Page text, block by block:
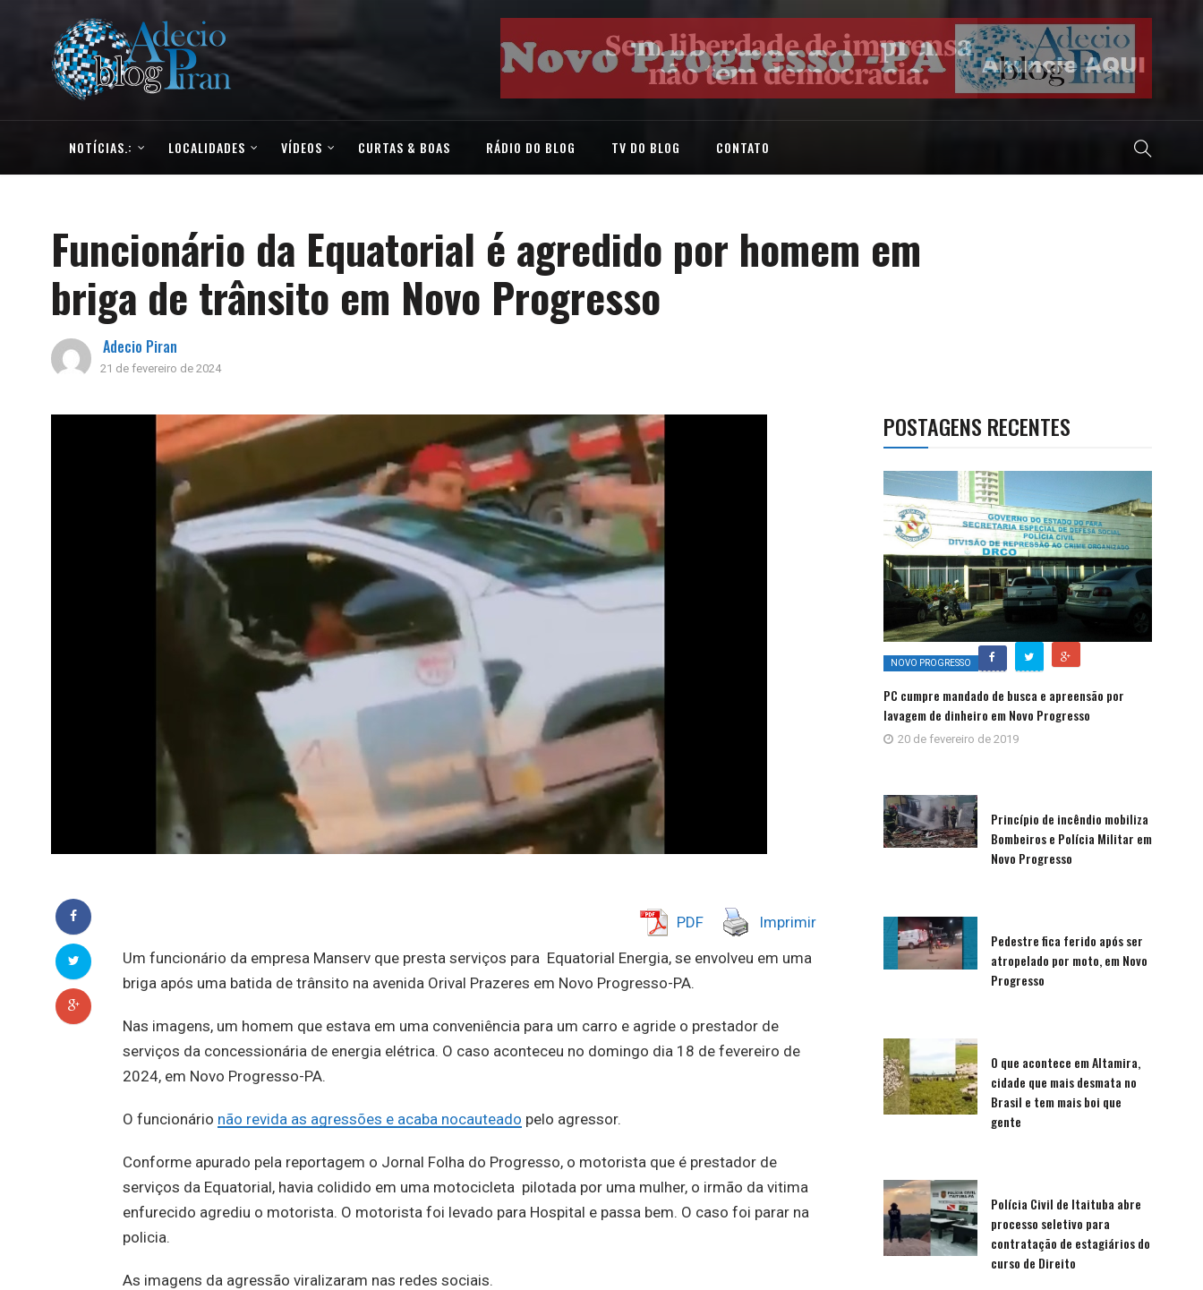
NOTÍCIAS.: LOCALIDADES VÍDEOS CURTAS & BOAS RÁDIO DO BLOG TV DO BLOG CONTATO
Funcionário da Equatorial é agredido por homem em
briga de trânsito em Novo Progresso
Adecio Piran
21 de fevereiro de 2024
PDF Imprimir
Um funcionário da empresa Manserv que presta serviços para Equatorial Energia, se envolveu em uma
briga após uma batida de trânsito na avenida Orival Prazeres em Novo Progresso-PA.
Nas imagens, um homem que estava em uma conveniência para um carro e agride o prestador de
serviços da concessionária de energia elétrica. O caso aconteceu no domingo dia 18 de fevereiro de
2024, em Novo Progresso-PA.
O funcionário não revida as agressões e acaba nocauteado pelo agressor.
Conforme apurado pela reportagem o Jornal Folha do Progresso, o motorista que é prestador de
serviços da Equatorial, havia colidido em uma motocicleta pilotada por uma mulher, o irmão da vitima
enfurecido agrediu o motorista. O motorista foi levado para Hospital e passa bem. O caso foi parar na
policia.
As imagens da agressão viralizaram nas redes sociais.
POSTAGENS RECENTES
NOVO PROGRESSO
PC cumpre mandado de busca e apreensão por
lavagem de dinheiro em Novo Progresso
20 de fevereiro de 2019
Princípio de incêndio mobiliza
Bombeiros e Polícia Militar em
Novo Progresso
Pedestre fica ferido após ser
atropelado por moto, em Novo
Progresso
O que acontece em Altamira,
cidade que mais desmata no
Brasil e tem mais boi que
gente
Polícia Civil de Itaituba abre
processo seletivo para
contratação de estagiários do
curso de Direito